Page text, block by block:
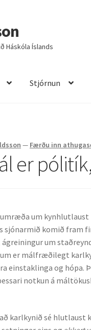
Háskóla Íslands
Stjórnun
— Færðu inn
er
um
komið fram
ágreiningur um
er málfræðilegt
einstaklinga og
notkun á
karlkynið sé